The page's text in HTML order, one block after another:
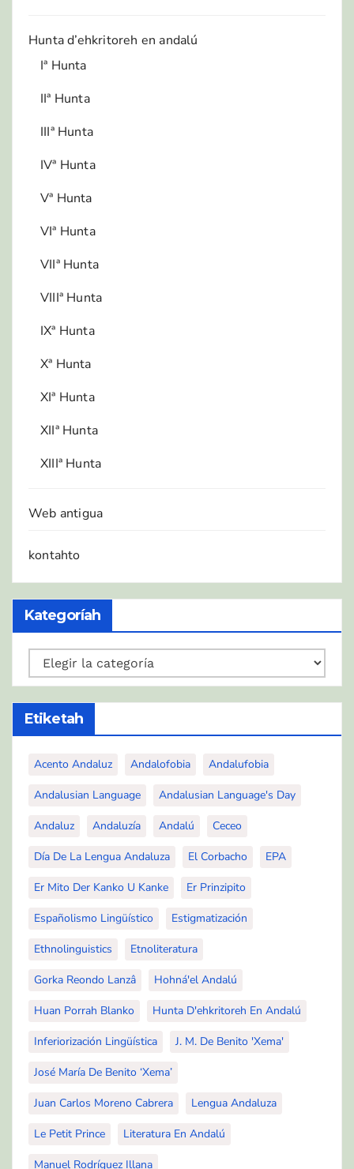
Hunta d’ehkritoreh en andalú
Iª Hunta
IIª Hunta
IIIª Hunta
IVª Hunta
Vª Hunta
VIª Hunta
VIIª Hunta
VIIIª Hunta
IXª Hunta
Xª Hunta
XIª Hunta
XIIª Hunta
XIIIª Hunta
Web antigua
kontahto
Kategoríah
Kategoríah
Etiketah
Acento Andaluz Andalofobia Andalufobia
Andalusian Language Andalusian Language's Day
Andaluz Andaluzía Andalú Ceceo
Día De La Lengua Andaluza El Corbacho EPA
Er Mito Der Kanko U Kanke Er Prinzipito
Españolismo Lingüístico Estigmatización
Ethnolinguistics Etnoliteratura
Gorka Reondo Lanzâ Hohná'el Andalú
Huan Porrah Blanko Hunta D'ehkritoreh En Andalú
Inferiorización Lingüística J. M. De Benito 'Xema'
José María De Benito ‘Xema’
Juan Carlos Moreno Cabrera Lengua Andaluza
Le Petit Prince Literatura En Andalú
Manuel Rodríguez Illana